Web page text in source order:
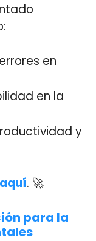
en
en la
y
. 🚀
para la